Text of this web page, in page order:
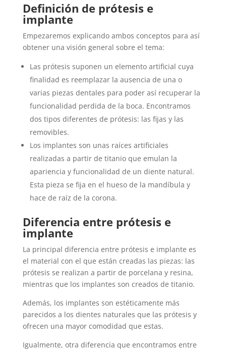
Definición de prótesis e
implante
Empezaremos explicando ambos conceptos para así
obtener una visión general sobre el tema:
Las prótesis suponen un elemento artificial cuya
finalidad es reemplazar la ausencia de una o
varias piezas dentales para poder así recuperar la
funcionalidad perdida de la boca. Encontramos
dos tipos diferentes de prótesis: las fijas y las
removibles.
Los implantes son unas raíces artificiales
realizadas a partir de titanio que emulan la
apariencia y funcionalidad de un diente natural.
Esta pieza se fija en el hueso de la mandíbula y
hace de raíz de la corona.
Diferencia entre prótesis e
implante
La principal diferencia entre prótesis e implante es
el material con el que están creadas las piezas: las
prótesis se realizan a partir de porcelana y resina,
mientras que los implantes son creados de titanio.
Además, los implantes son estéticamente más
parecidos a los dientes naturales que las prótesis y
ofrecen una mayor comodidad que estas.
Igualmente, otra diferencia que encontramos entre